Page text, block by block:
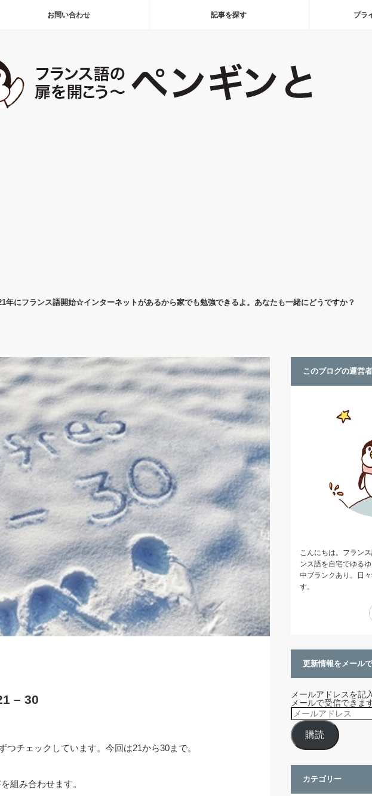
お問い合わせ 記事を探す プラ
年にフランス語開始☆インターネットがあるから家でも勉強できるよ。あなたも一緒にどうですか？
– 30
つチェックしています。今回は21から30まで。
組み合わせます。
このブログの運営者
こんにちは。フラン
ンス語を自宅でゆる
中ブランクあり。日
す。
更新情報をメール
メールアドレスを記
メールで受信できます
メ
ー
ル
ア
ド
購読
カテゴリー